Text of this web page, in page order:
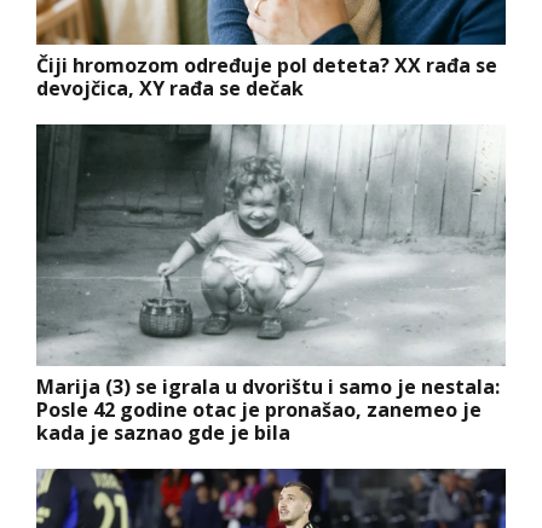
Čiji hromozom određuje pol deteta? XX rađa se
devojčica, XY rađa se dečak
Marija (3) se igrala u dvorištu i samo je nestala:
Posle 42 godine otac je pronašao, zanemeo je
kada je saznao gde je bila